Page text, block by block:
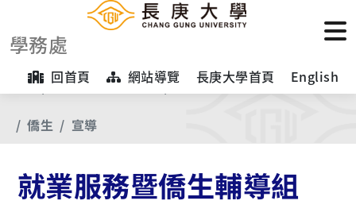
學務處
回首頁 網站導覽 長庚大學首頁 English
首頁 【業務項目專區】
就業服務暨僑生輔導組
僑生
宣導
就業服務暨僑生輔導組